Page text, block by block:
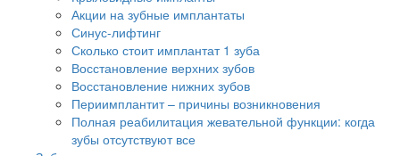
Акции на зубные имплантаты
Синус-лифтинг
Сколько стоит имплантат 1 зуба
Восстановление верхних зубов
Восстановление нижних зубов
Периимплантит – причины возникновения
Полная реабилитация жевательной функции: когда
зубы отсутствуют все